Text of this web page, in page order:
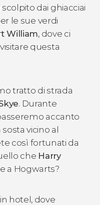
dai ghiacciai
le sue verdi
William, dove ci
questa
tratto di strada
. Durante
accanto
vicino al
così fortunati da
che Harry
a Hogwarts?
hotel, dove